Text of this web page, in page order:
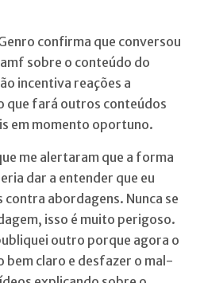
confirma que conversou
sobre o conteúdo do
incentiva reações a
que fará outros conteúdos
em momento oportuno.
me alertaram que a forma
dar a entender que eu
abordagens. Nunca se
isso é muito perigoso.
outro porque agora o
bem claro e desfazer o mal-